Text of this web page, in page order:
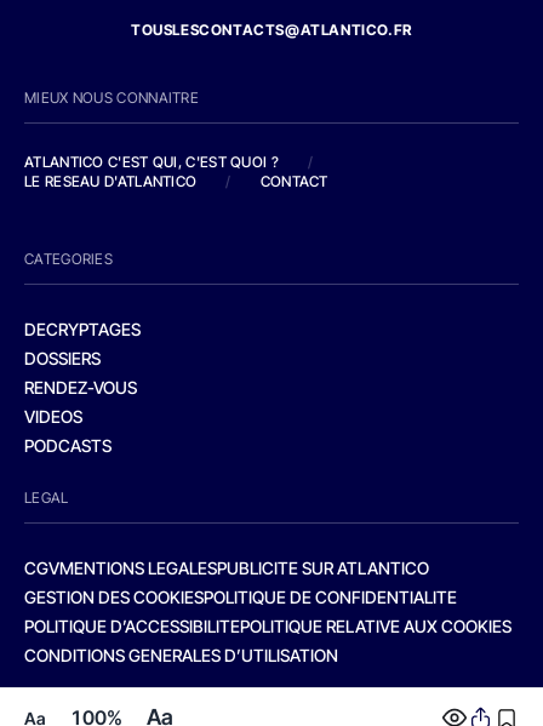
Aa 100% Aa
TOUSLESCONTACTS@ATLANTICO.FR
MIEUX NOUS CONNAITRE
ATLANTICO C'EST QUI, C'EST QUOI ?
/
LE RESEAU D'ATLANTICO
/ CONTACT
CATEGORIES
DECRYPTAGES
DOSSIERS
RENDEZ-VOUS
VIDEOS
PODCASTS
LEGAL
CGVMENTIONS LEGALESPUBLICITE SUR ATLANTICO
GESTION DES COOKIESPOLITIQUE DE CONFIDENTIALITE
POLITIQUE D’ACCESSIBILITEPOLITIQUE RELATIVE AUX COOKIES
CONDITIONS GENERALES D’UTILISATION